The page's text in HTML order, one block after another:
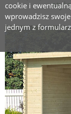
cookie i
wprowadzisz
jednym z